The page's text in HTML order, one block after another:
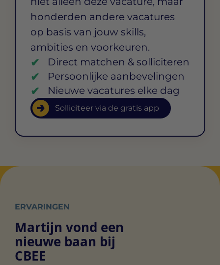
honderden andere vacatures
op basis van jouw skills,
ambities en voorkeuren.
Direct matchen & solliciteren
Persoonlijke aanbevelingen
Nieuwe vacatures elke dag
Solliciteer via de gratis app
ERVARINGEN
Martijn vond een
nieuwe baan bij
CBEE